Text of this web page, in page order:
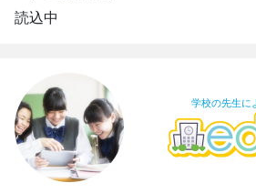
読込中
学校の先生に